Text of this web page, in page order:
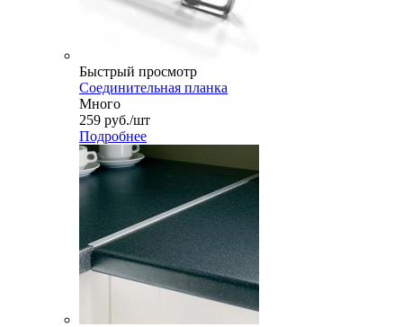
Быстрый просмотр
Соединительная планка
Много
259 руб./шт
Подробнее